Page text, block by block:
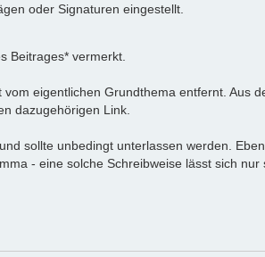
oder Signaturen eingestellt.
Beitrages* vermerkt.
eigentlichen Grundthema entfernt. Aus
dazugehörigen Link.
sollte unbedingt unterlassen werden.
- eine solche Schreibweise lässt sich